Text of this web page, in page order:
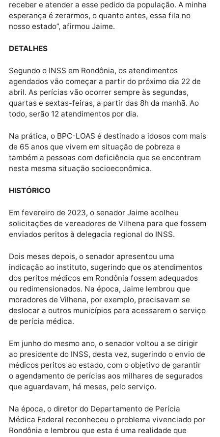
“Eu já venho acompanhando essa pauta há muito
tempo. Nesse período, eu conheci pessoas que
esperavam há quase um ano por uma perícia médica.
Agora, finalmente, temos esse primeiro resultado.
Aproveito aqui para agradecer ao superintendente
INSS em Rondônia, o Saulo Macedo, por sempre nos
receber e atender a esse pedido da população. A
esperança é zerarmos, o quanto antes, essa fila no
nosso estado”, afirmou Jaime.
Segundo o INSS em Rondônia, os atendimentos
agendados vão começar a partir do próximo dia 22
abril. As perícias vão ocorrer sempre às segundas,
quartas e sextas-feiras, a partir das 8h da manhã.
Na prática, o BPC-LOAS é destinado a idosos com
de 65 anos que vivem em situação de pobreza e
nesta mesma situação socioeconômica.
HISTÓRICO
Em fevereiro de 2023, o senador Jaime acolheu
solicitações de vereadores de Vilhena para que
Dois meses depois, o senador apresentou uma
indicação ao instituto, sugerindo que os
dos peritos médicos em Rondônia fossem adequados
ou redimensionados. Na época, Jaime lembrou que
moradores de Vilhena, por exemplo, precisavam se
deslocar a outros municípios para acessarem o
de perícia médica.